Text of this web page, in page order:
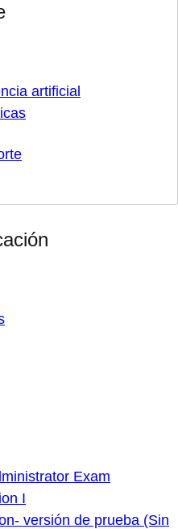
artificial
Exam
I
versión de prueba (Sin